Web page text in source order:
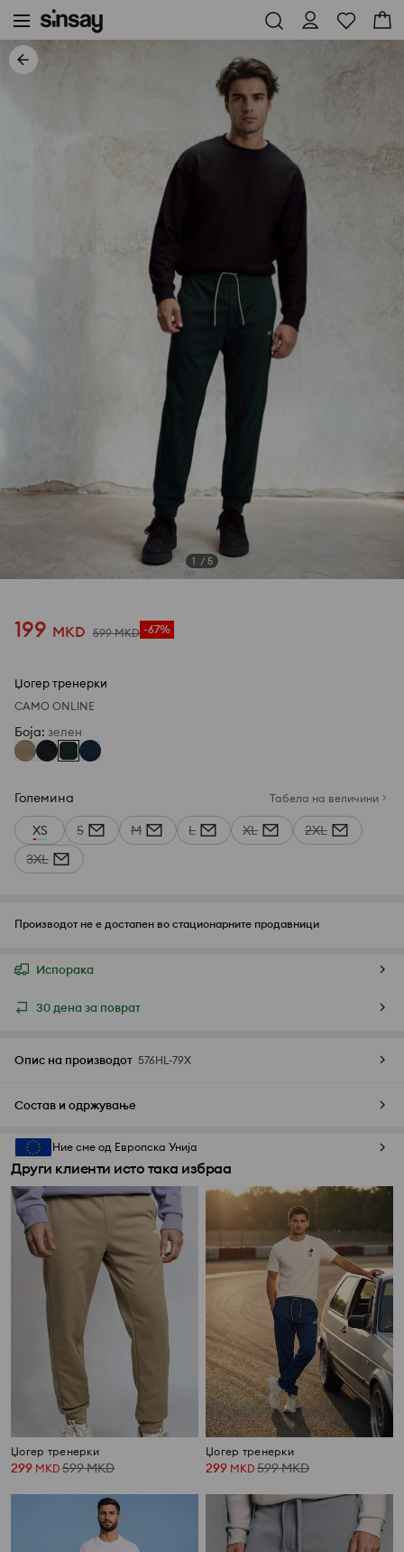
1 / 5
199 MKD 599 MKD -67%
Џогер тренерки
САМО ONLINE
Боја: зелен
Големина Табела на величини
XS S M L XL
2XL
3XL
Производот не е достапен во стационарните продавници
Испорака
30 дена за поврат
Опис на производот 576HL-79X
Состав и одржување
Ние сме од Европска Унија
Други клиенти исто така избраа
Џогер тренерки
299 MKD 599MKD
Џогер тренерки
299 MKD 599MKD